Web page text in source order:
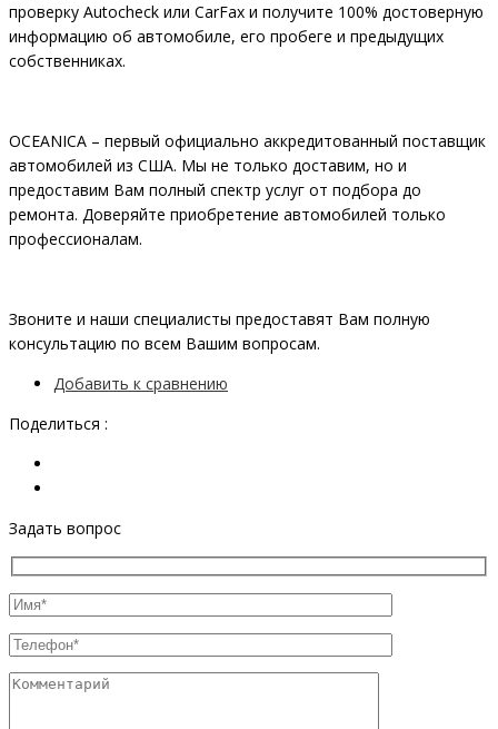
проверку Autocheck или CarFax и получите 100% достоверную
информацию об автомобиле, его пробеге и предыдущих
собственниках.
OCEANIСA – первый официально аккредитованный поставщик
автомобилей из США. Мы не только доставим, но и
предоставим Вам полный спектр услуг от подбора до
ремонта. Доверяйте приобретение автомобилей только
профессионалам.
Звоните и наши специалисты предоставят Вам полную
консультацию по всем Вашим вопросам.
Добавить к сравнению
Поделиться :
Задать вопрос